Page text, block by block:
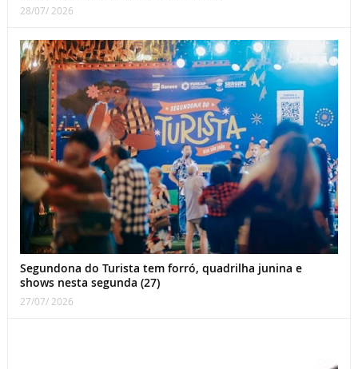
28/07/ 2026
Segundona do Turista tem forró, quadrilha junina e
shows nesta segunda (27)
27/07/ 2026